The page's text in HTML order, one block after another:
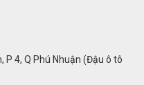
giúp bạn di chuyển máy lọc
P 4, Q Phú Nhuận (Đậu ô tô